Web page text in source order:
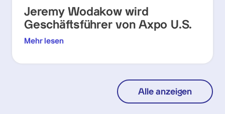
Jeremy Wodakow wird
Geschäftsführer von Axpo U.S.
Mehr lesen
Alle anzeigen